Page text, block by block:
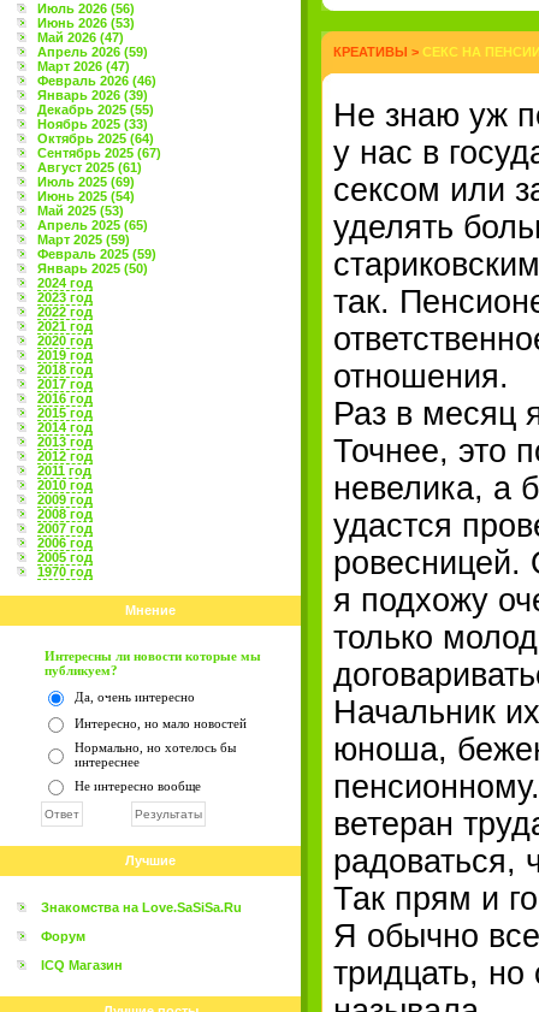
Июль 2026 (56)
Июнь 2026 (53)
Май 2026 (47)
Апрель 2026 (59)
Март 2026 (47)
Февраль 2026 (46)
Январь 2026 (39)
Декабрь 2025 (55)
Ноябрь 2025 (33)
Октябрь 2025 (64)
Сентябрь 2025 (67)
Август 2025 (61)
Июль 2025 (69)
Июнь 2025 (54)
Май 2025 (53)
Апрель 2025 (65)
Март 2025 (59)
Февраль 2025 (59)
Январь 2025 (50)
2024 год
2023 год
2022 год
2021 год
2020 год
2019 год
2018 год
2017 год
2016 год
2015 год
2014 год
2013 год
2012 год
2011 год
2010 год
2009 год
2008 год
2007 год
2006 год
2005 год
1970 год
Мнение
Интересны ли новости которые мы
публикуем?
Да, очень интересно
Интересно, но мало новостей
Нормально, но хотелось бы
интереснее
Не интересно вообще
Лучшие
Знакомства на Love.SaSiSa.Ru
Форум
ICQ Магазин
КРЕАТИВЫ > СЕКС НА
Не знаю уж
у нас в
сексом или
уделять
так.
отношения.
Раз в месяц
Точнее, это
невелика, а
удастся
ровесницей.
я подхожу
только
Начальник
юноша,
ветеран
радоваться,
Так прям и
Я обычно
тридцать,